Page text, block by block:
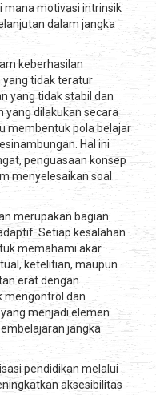
mana motivasi intrinsik
dalam jangka
keberhasilan
yang tidak teratur
yang tidak stabil dan
yang dilakukan secara
membentuk pola belajar
Hal ini
penguasaan konsep
menyelesaikan soal
merupakan bagian
Setiap kesalahan
memahami akar
ketelitian, maupun
erat dengan
mengontrol dan
menjadi elemen
jangka
pendidikan melalui
aksesibilitas